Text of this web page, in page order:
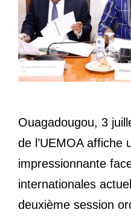
Ouagadougou, 3
de l’UEMOA affiche
impressionnante
internationales
deuxième session